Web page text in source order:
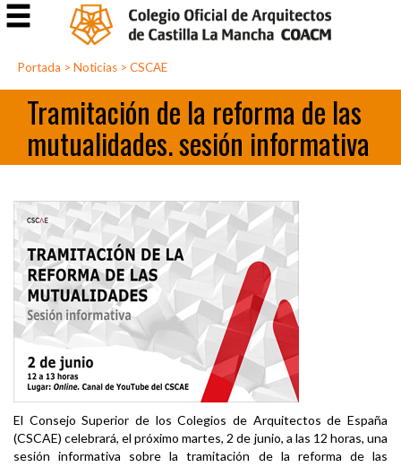
Portada > Noticias > CSCAE
Tramitación de la reforma de las
mutualidades. sesión informativa
El Consejo Superior de los Colegios de Arquitectos de España
(CSCAE) celebrará, el próximo martes, 2 de junio, a las 12 horas, una
sesión informativa sobre la tramitación de la reforma de las